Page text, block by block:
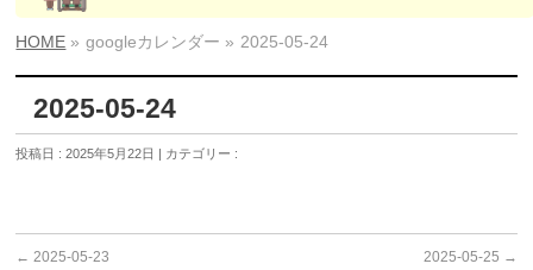
HOME » googleカレンダー » 2025-05-24
2025-05-24
投稿日 : 2025年5月22日 | カテゴリー :
← 2025-05-23 2025-05-25 →